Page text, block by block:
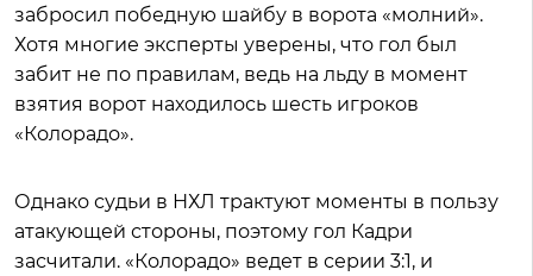
забросил победную шайбу в ворота «молний».
Хотя многие эксперты уверены, что гол был
забит не по правилам, ведь на льду в момент
взятия ворот находилось шесть игроков
«Колорадо».
Однако судьи в НХЛ трактуют моменты в пользу
атакующей стороны, поэтому гол Кадри
засчитали. «Колорадо» ведет в серии 3:1, и